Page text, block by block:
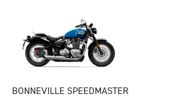
BONNEVILLE SPEEDMASTER